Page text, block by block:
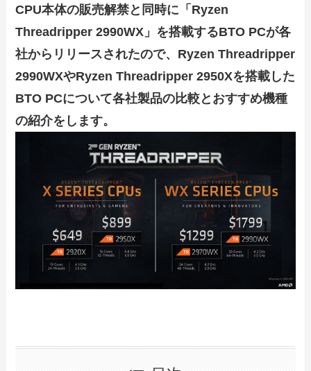
CPU本体の販売解禁と同時に「Ryzen
Threadripper 2990WX」を搭載するBTO PCが各
社からリリースされたので、Ryzen Threadripper
2990WXやRyzen Threadripper 2950Xを搭載した
BTO PCについて各社製品の比較とおすすめ機種
の紹介をします。